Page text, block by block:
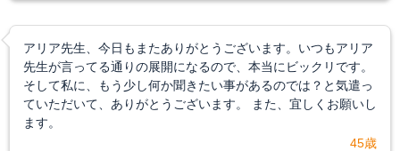
アリア先生、今日もまたありがとうございます。いつもアリア
先生が言ってる通りの展開になるので、本当にビックリです。
そして私に、もう少し何か聞きたい事があるのでは？と気遣っ
ていただいて、ありがとうございます。 また、宜しくお願いし
ます。
45歳